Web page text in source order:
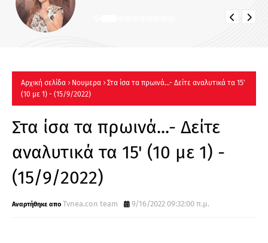
Αρχική σελίδα Νουμερα
Στα ίσα τα πρωινά...- Δείτε αναλυτικά τα 15'
(10 με 1) - (15/9/2022)
Στα ίσα τα πρωινά...- Δείτε
αναλυτικά τα 15' (10 με 1) -
(15/9/2022)
Tvnea.con team 9/16/2022 09:32:00 π.μ.